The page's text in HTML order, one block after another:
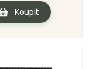
Koupit